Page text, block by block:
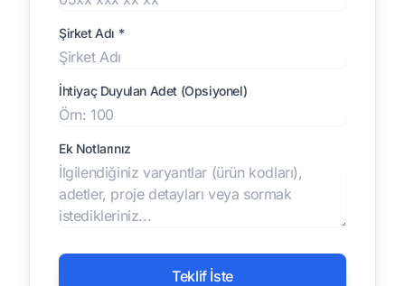
Şirket Adı *
İhtiyaç Duyulan Adet (Opsiyonel)
Ek Notlarınız
Teklif İste